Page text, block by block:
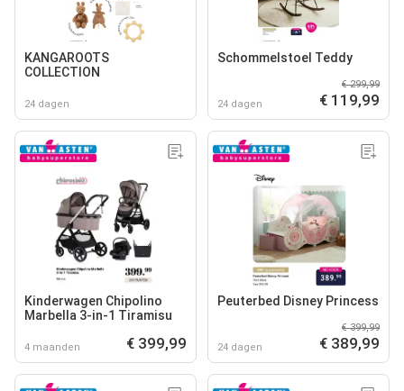
KANGAROOTS
COLLECTION
24 dagen
Schommelstoel Teddy
24 dagen
€ 299,99
€ 119,99
Kinderwagen Chipolino
Marbella 3-in-1 Tiramisu
4 maanden € 399,99
Peuterbed Disney Princess
24 dagen
€ 399,99
€ 389,99